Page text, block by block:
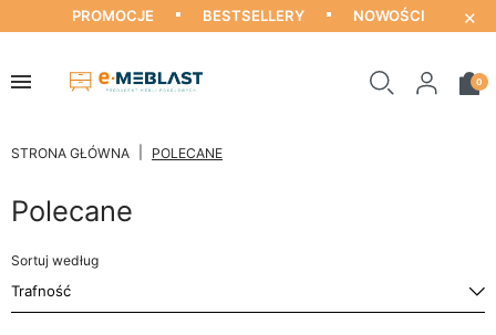
PROMOCJE BESTSELLERY NOWOŚCI ×
0
STRONA GŁÓWNA POLECANE
Polecane
Sortuj według